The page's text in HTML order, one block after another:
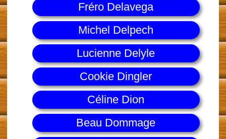
Fréro Delavega
Michel Delpech
Lucienne Delyle
Cookie Dingler
Céline Dion
Beau Dommage